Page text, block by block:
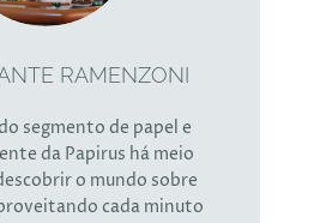
RAMENZONI
segmento de papel e
da Papirus há meio
o mundo sobre
cada minuto